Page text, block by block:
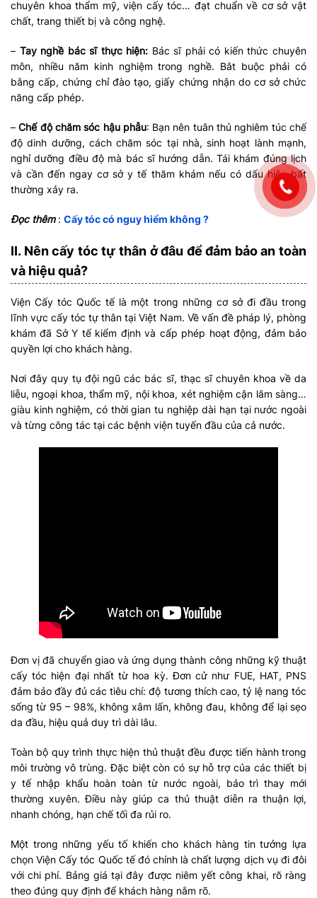
chuyên khoa thẩm mỹ, viện cấy tóc… đạt chuẩn về cơ sở vật
chất, trang thiết bị và công nghệ.
– Tay nghề bác sĩ thực hiện: Bác sĩ phải có kiến thức chuyên
môn, nhiều năm kinh nghiệm trong nghề. Bắt buộc phải có
bằng cấp, chứng chỉ đào tạo, giấy chứng nhận do cơ sở chức
năng cấp phép.
–Chế độ chăm sóc hậu phẫu: Bạn nên tuân thủ nghiêm túc chế
độ dinh dưỡng, cách chăm sóc tại nhà, sinh hoạt lành mạnh,
nghỉ dưỡng điều độ mà bác sĩ hướng dẫn. Tái khám đúng lịch
và cần đến ngay cơ sở y tế thăm khám nếu có dấu hiệu bất
thường xảy ra.
Đọc thêm: Cấy tóc có nguy hiểm không ?
II. Nên cấy tóc tự thân ở đâu để đảm bảo an toàn
và hiệu quả?
Viện Cấy tóc Quốc tế là một trong những cơ sở đi đầu trong
lĩnh vực cấy tóc tự thân tại Việt Nam. Về vấn đề pháp lý, phòng
khám đã Sở Y tế kiểm định và cấp phép hoạt động, đảm bảo
quyền lợi cho khách hàng.
Nơi đây quy tụ đội ngũ các bác sĩ, thạc sĩ chuyên khoa về da
liễu, ngoại khoa, thẩm mỹ, nội khoa, xét nghiệm cận lâm sàng…
giàu kinh nghiệm, có thời gian tu nghiệp dài hạn tại nước ngoài
và từng công tác tại các bệnh viện tuyến đầu của cả nước.
Đơn vị đã chuyển giao và ứng dụng thành công những kỹ thuật
cấy tóc hiện đại nhất từ hoa kỳ. Đơn cử như FUE, HAT, PNS
đảm bảo đầy đủ các tiêu chí: độ tương thích cao, tỷ lệ nang tóc
sống từ 95 – 98%, không xâm lấn, không đau, không để lại sẹo
da đầu, hiệu quả duy trì dài lâu.
Toàn bộ quy trình thực hiện thủ thuật đều được tiến hành trong
môi trường vô trùng. Đặc biệt còn có sự hỗ trợ của các thiết bị
y tế nhập khẩu hoàn toàn từ nước ngoài, bảo trì thay mới
thường xuyên. Điều này giúp ca thủ thuật diễn ra thuận lợi,
nhanh chóng, hạn chế tối đa rủi ro.
Một trong những yếu tố khiến cho khách hàng tin tưởng lựa
chọn Viện Cấy tóc Quốc tế đó chính là chất lượng dịch vụ đi đôi
với chi phí. Bảng giá tại đây được niêm yết công khai, rõ ràng
theo đúng quy định để khách hàng nắm rõ.